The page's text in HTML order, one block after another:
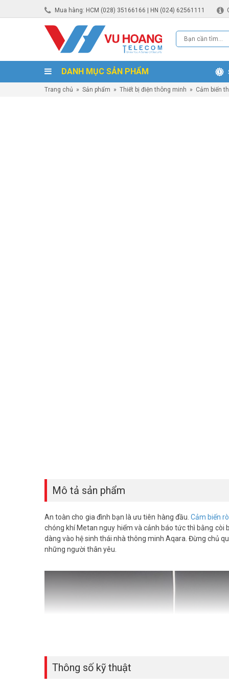
Mua hàng: HCM (028) 35166166 | HN (024) 62561111
DANH MỤC SẢN PHẨM
Trang chủ » Sản phẩm » Thiết bị điện thông minh » Cảm biến
Mô tả sản phẩm
An toàn cho gia đình bạn là ưu tiên hàng đầu. Cảm biến
chóng khí Metan nguy hiểm và cảnh báo tức thì bằng còi
dàng vào hệ sinh thái nhà thông minh Aqara. Đừng chủ
những người thân yêu.
Thông số kỹ thuật